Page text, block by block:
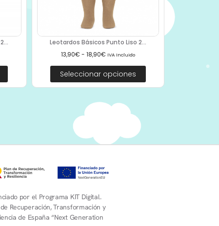
Leotardos Básicos Punto Liso 2...
13,90€ - 18,90€ IVA Incluido
Seleccionar opciones
por el Programa KIT Digital.
Recuperación, Transformación y
de España “Next Generation